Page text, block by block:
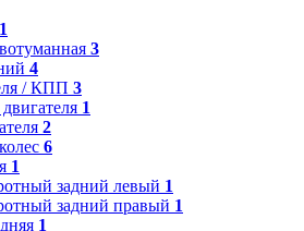
1
3
4
/ КПП 3
1
2
6
1
задний левый 1
задний правый 1
1